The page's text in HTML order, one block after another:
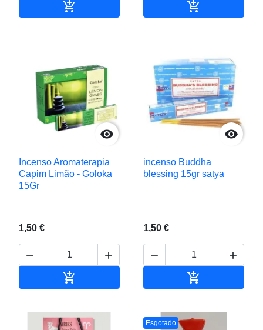
 

Incenso Aromaterapia
Capim Limão - Goloka
15Gr
1,50 €
 


incenso Buddha
blessing 15gr satya
1,50 €
 

Esgotado